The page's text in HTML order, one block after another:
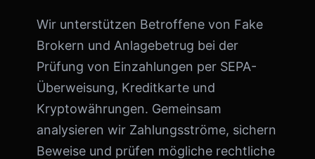
Wir unterstützen Betroffene von Fake
Brokern und Anlagebetrug bei der
Prüfung von Einzahlungen per SEPA-
Überweisung, Kreditkarte und
Kryptowährungen. Gemeinsam
analysieren wir Zahlungsströme, sichern
Beweise und prüfen mögliche rechtliche